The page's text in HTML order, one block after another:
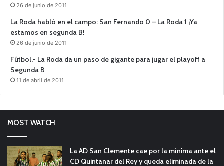
26 de junio de 2011
La Roda habló en el campo: San Fernando 0 – La Roda 1 ¡Ya
estamos en segunda B!
26 de junio de 2011
Fútbol.- La Roda da un paso de gigante para jugar el playoff a
Segunda B
11 de abril de 2011
MOST WATCH
La AD San Clemente cae por la mínima ante el
CD Quintanar del Rey y queda eliminada de la